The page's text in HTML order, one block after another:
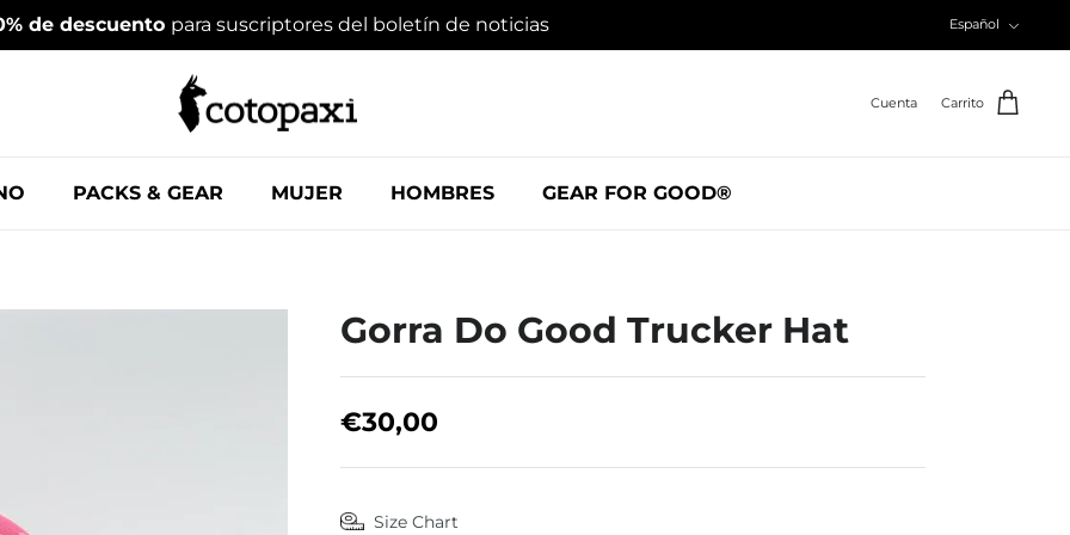
de descuento para suscriptores del boletín de noticias Español
Cuenta Carrito
PACKS & GEAR MUJER HOMBRES GEAR FOR GOOD®
Gorra Do Good Trucker Hat
€30,00
Size Chart